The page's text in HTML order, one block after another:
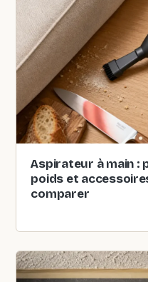
Aspirateur à main :
poids et
comparer